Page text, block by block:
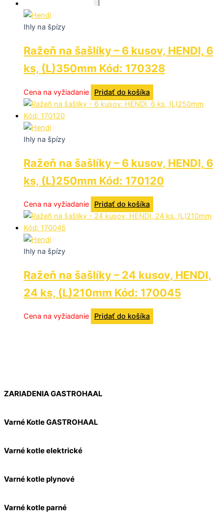
ZARIADENIA GASTROHAAL
Varné Kotle GASTROHAAL
Varné kotle elektrické
Varné kotle plynové
Varné kotle parné
Ihly na špízy
Ražeň na šašlíky – 6 kusov, HENDI, 6
ks, (L)350mm Kód: 170328
Cena na vyžiadanie Pridať do košíka
Ihly na špízy
Ražeň na šašlíky – 6 kusov, HENDI, 6
ks, (L)250mm Kód: 170120
Cena na vyžiadanie Pridať do košíka
Ihly na špízy
Ražeň na šašlíky – 24 kusov, HENDI,
24 ks, (L)210mm Kód: 170045
Cena na vyžiadanie Pridať do košíka